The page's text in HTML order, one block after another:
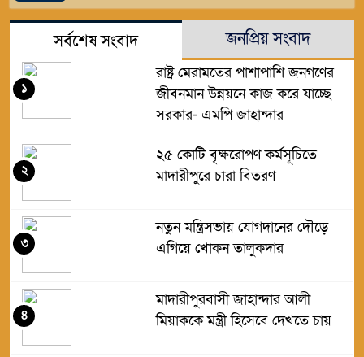
সর্বশেষ সংবাদ জনপ্রিয় সংবাদ
রাষ্ট্র মেরামতের পাশাপাশি জনগণের
জীবনমান উন্নয়নে কাজ করে যাচ্ছে
সরকার- এমপি জাহান্দার
১
২৫ কোটি বৃক্ষরোপণ কর্মসূচিতে
মাদারীপুরে চারা বিতরণ
২
নতুন মন্ত্রিসভায় যোগদানের দৌড়ে
এগিয়ে খোকন তালুকদার
৩
মাদারীপুরবাসী জাহান্দার আলী
মিয়াককে মন্ত্রী হিসেবে দেখতে চায়
৪